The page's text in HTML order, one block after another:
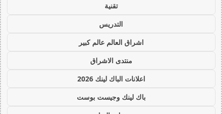
تقنية
التدريس
اشراق العالم عالم كبير
منتدى الاشراق
اعلانات الباك لينك 2026
باك لينك وجيست بوست